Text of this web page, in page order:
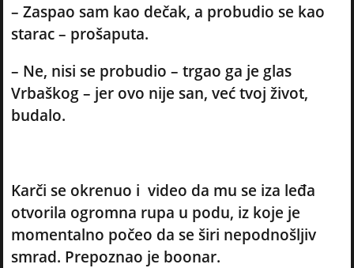
– Zaspao sam kao dečak, a probudio se kao
starac – prošaputa.
– Ne, nisi se probudio – trgao ga je glas
Vrbaškog – jer ovo nije san, već tvoj život,
budalo.
Karči se okrenuo i video da mu se iza leđa
otvorila ogromna rupa u podu, iz koje je
momentalno počeo da se širi nepodnošljiv
smrad. Prepoznao je boonar.